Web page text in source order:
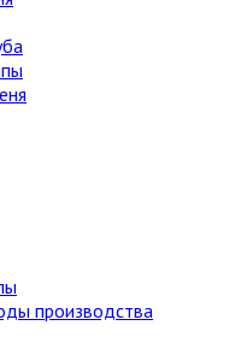
производства